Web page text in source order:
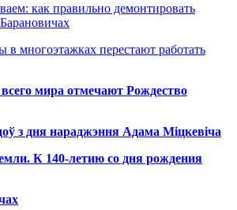
как правильно демонтировать
многоэтажках перестают работать
мира отмечают Рождество
з дня нараджэння Адама Міцкевіча
К 140-летию со дня рождения